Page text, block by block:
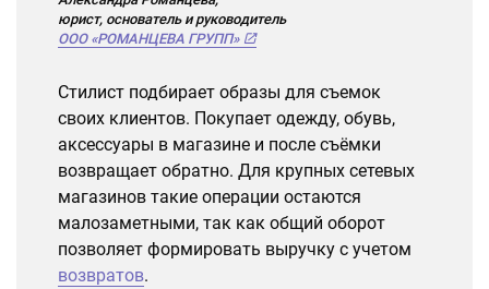
юрист, основатель и руководитель
ООО «РОМАНЦЕВА ГРУПП»
Стилист подбирает образы для съемок
своих клиентов. Покупает одежду, обувь,
аксессуары в магазине и после съёмки
возвращает обратно. Для крупных сетевых
магазинов такие операции остаются
малозаметными, так как общий оборот
позволяет формировать выручку с учетом
возвратов.